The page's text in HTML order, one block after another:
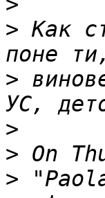
> Как
>
>
>
>